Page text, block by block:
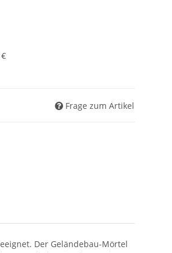
Frage zum Artikel
Der Geländebau-Mörtel